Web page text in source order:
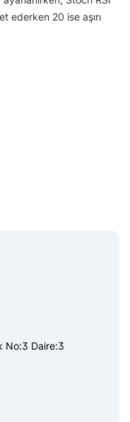
ederken 20 ise aşırı
No:3 Daire:3